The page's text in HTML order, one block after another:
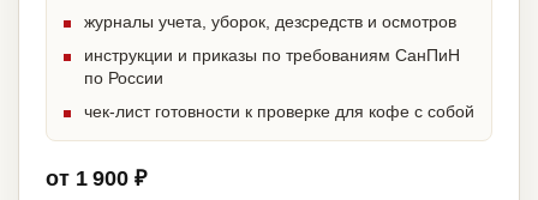
журналы учета, уборок, дезсредств и осмотров
инструкции и приказы по требованиям СанПиН
по России
чек-лист готовности к проверке для кофе с собой
от 1 900 ₽